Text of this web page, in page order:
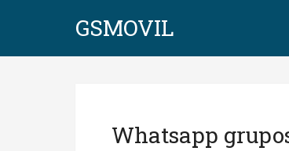
GSMOVIL
Whatsapp